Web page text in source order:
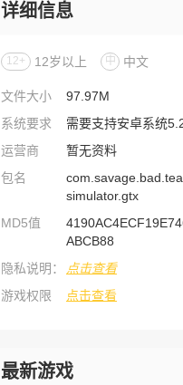
详细信息
12+ 12岁以上 中 中文
文件大小
97.97M
系统要求
需要支持安卓系统
运营商
暂无资料
包名
simulator.gtx
MD5值
ABCB88
隐私说明：
点击查看
游戏权限
点击查看
最新游戏